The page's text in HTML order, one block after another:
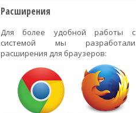
Расширения
Для более удобной работы с
системой мы разработали
расширения для браузеров: